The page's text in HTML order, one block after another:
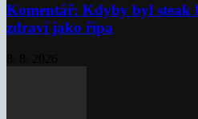
Komentář: Kdyby byl steak
zdraví jako řípa